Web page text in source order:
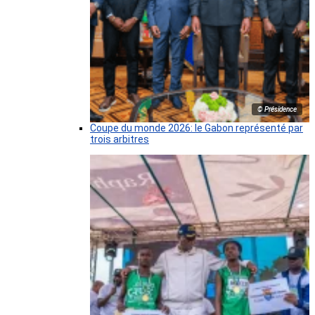
© Présidence
Coupe du monde 2026: le Gabon représenté par
trois arbitres